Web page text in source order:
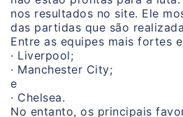
nos resultados no site. Ele
das partidas que são
Entre as equipes mais fortes
· Liverpool;
· Manchester City;
e
· Chelsea.
No entanto, os principais